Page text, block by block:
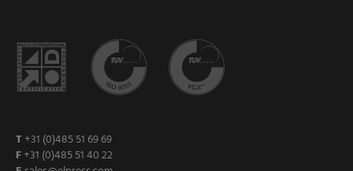
T +31 (0)485 51 69 69
F+31 (0)485 51 40 22